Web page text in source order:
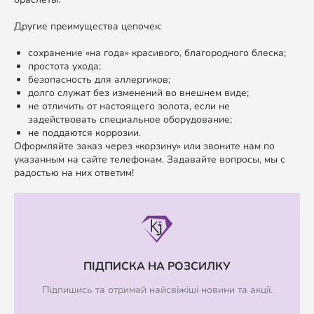
Другие преимущества цепочек:
сохранение «на года» красивого, благородного блеска;
простота ухода;
безопасность для аллергиков;
долго служат без изменений во внешнем виде;
не отличить от настоящего золота, если не
задействовать специальное оборудование;
не поддаются коррозии.
Оформляйте заказ через «корзину» или звоните нам по
указанным на сайте телефонам. Задавайте вопросы, мы с
радостью на них ответим!
ПІДПИСКА НА РОЗСИЛКУ
Підпишись та отримай найсвіжіші новини та акції.